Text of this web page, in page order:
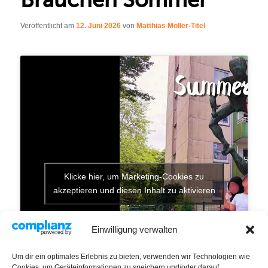
Einwilligung verwalten
Um dir ein optimales Erlebnis zu bieten, verwenden wir Technologien wie
Veröffentlicht am12. Juni 2026 von Matthias Möller-Titel
Klicke hier, um Marketing-Cookies zu
akzeptieren und diesen Inhalt zu aktivieren